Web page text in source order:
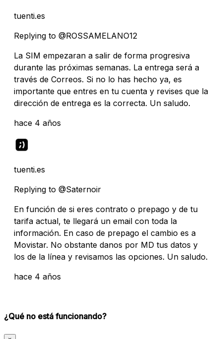
tuenti.es
Replying to @ROSSAMELANO12
La SIM empezaran a salir de forma progresiva
durante las próximas semanas. La entrega será a
través de Correos. Si no lo has hecho ya, es
importante que entres en tu cuenta y revises que la
dirección de entrega es la correcta. Un saludo.
hace 4 años
tuenti.es
Replying to @Saternoir
En función de si eres contrato o prepago y de tu
tarifa actual, te llegará un email con toda la
información. En caso de prepago el cambio es a
Movistar. No obstante danos por MD tus datos y
los de la línea y revisamos las opciones. Un saludo.
hace 4 años
¿Qué no está funcionando?